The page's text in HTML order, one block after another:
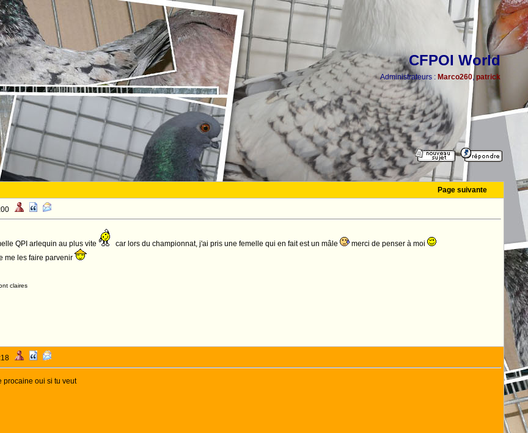
CFPOI World
Administrateurs : Marco260, patrick
Page suivante
QPI arlequin au plus vite car lors du championnat, j'ai pris une femelle qui en fait est un mâle
merci de penser à moi
me les faire parvenir
claires
procaine oui si tu veut